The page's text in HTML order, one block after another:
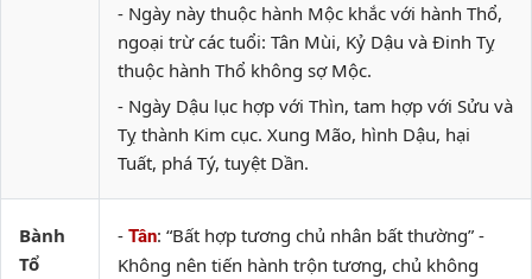
- Ngày này thuộc hành Mộc khắc với hành Thổ,
ngoại trừ các tuổi: Tân Mùi, Kỷ Dậu và Đinh Tỵ
thuộc hành Thổ không sợ Mộc.
- Ngày Dậu lục hợp với Thìn, tam hợp với Sửu và
Tỵ thành Kim cục. Xung Mão, hình Dậu, hại
Tuất, phá Tý, tuyệt Dần.
Bành
Tổ
- Tân: “Bất hợp tương chủ nhân bất thường” -
Không nên tiến hành trộn tương, chủ không